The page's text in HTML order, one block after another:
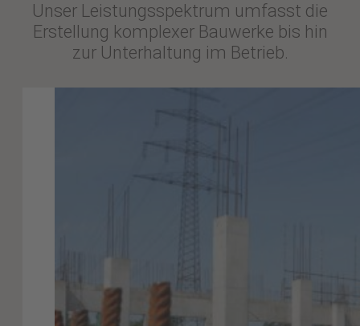
Unser Leistungsspektrum umfasst die
Erstellung komplexer Bauwerke bis hin
zur Unterhaltung im Betrieb.